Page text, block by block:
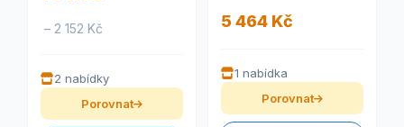
– 2 152 Kč
2 nabídky
Porovnat
5 464 Kč
1 nabídka
Porovnat